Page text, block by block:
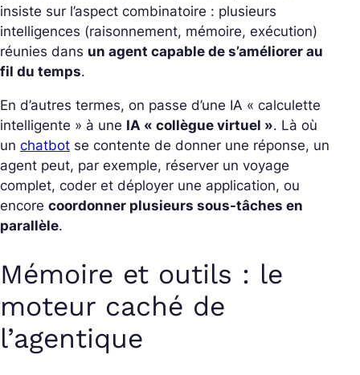
insiste sur l’aspect combinatoire : plusieurs
intelligences (raisonnement, mémoire, exécution)
réunies dans un agent capable de s’améliorer au
fil du temps.
En d’autres termes, on passe d’une IA « calculette
intelligente » à une IA « collègue virtuel ». Là où
un chatbot se contente de donner une réponse, un
agent peut, par exemple, réserver un voyage
complet, coder et déployer une application, ou
encore coordonner plusieurs sous-tâches en
parallèle.
Mémoire et outils : le
moteur caché de
l’agentique